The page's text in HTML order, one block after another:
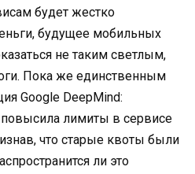
будет жестко
будущее мобильных
не таким светлым,
Пока же единственным
Google DeepMind:
лимиты в сервисе
что старые квоты были
ли это